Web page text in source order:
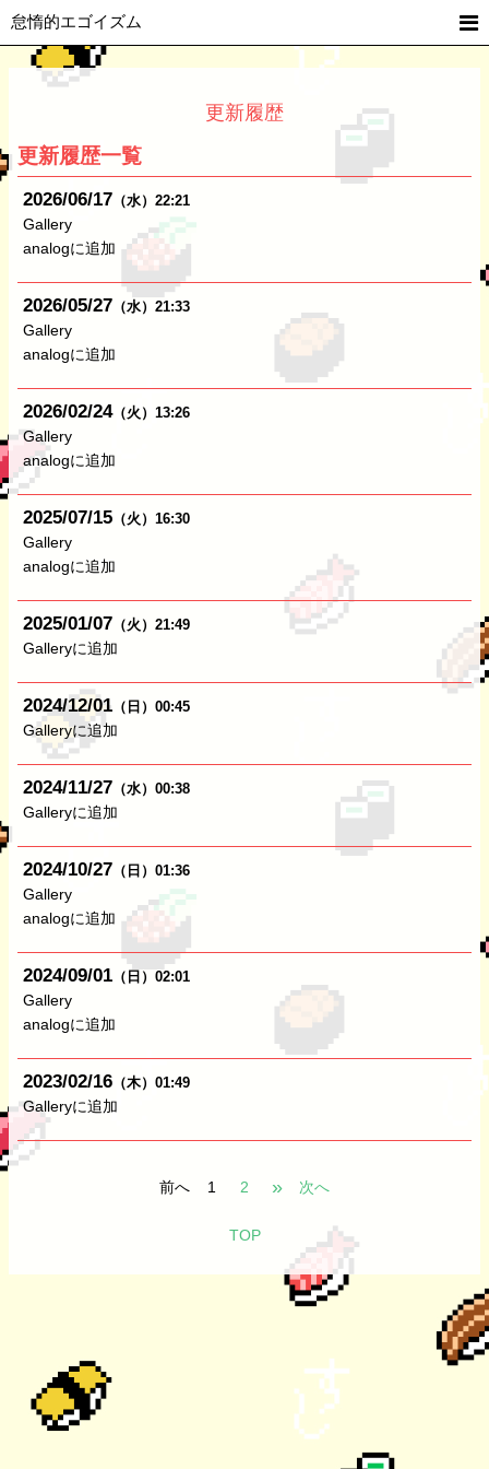
怠惰的エゴイズム
更新履歴
更新履歴一覧
2026 06 17 （水） 22:21
Gallery
analogに追加
2026 05 27 （水） 21:33
Gallery
analogに追加
2026 02 24（火） 13:26
Gallery
analogに追加
2025 07 15 （火） 16:30
Gallery
analogに追加
2025 01 07 （火） 21:49
Galleryに追加
2024 12 01 （日） 00:45
Galleryに追加
2024 11 27 （水） 00:38
Galleryに追加
2024 10 27 （日） 01:36
Gallery
analogに追加
2024 09 01 （日） 02:01
Gallery
analogに追加
2023 02 16 （木） 01:49
Galleryに追加
前へ 1 2 » 次へ
TOP